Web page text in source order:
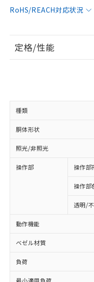
RoHS/REACH対応状況
定格/性能
種類
胴体形状
照光/非照光
操作部 操作部
操作部
透明/
動作機能
ベゼル材質
負荷
最小適用負荷